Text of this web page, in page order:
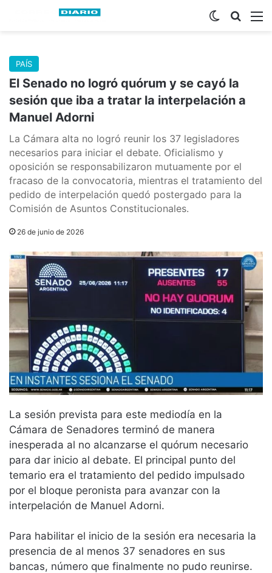
Buscar
Switch skin
PAÍS
El Senado no logró quórum y se cayó la
sesión que iba a tratar la interpelación a
Manuel Adorni
La Cámara alta no logró reunir los 37 legisladores
necesarios para iniciar el debate. Oficialismo y
oposición se responsabilizaron mutuamente por el
fracaso de la convocatoria, mientras el tratamiento del
pedido de interpelación quedó postergado para la
Comisión de Asuntos Constitucionales.
26 de junio de 2026
La sesión prevista para este mediodía en la
Cámara de Senadores terminó de manera
inesperada al no alcanzarse el quórum necesario
para dar inicio al debate. El principal punto del
temario era el tratamiento del pedido impulsado
por el bloque peronista para avanzar con la
interpelación de Manuel Adorni.
Para habilitar el inicio de la sesión era necesaria la
presencia de al menos 37 senadores en sus
bancas, número que finalmente no pudo reunirse.